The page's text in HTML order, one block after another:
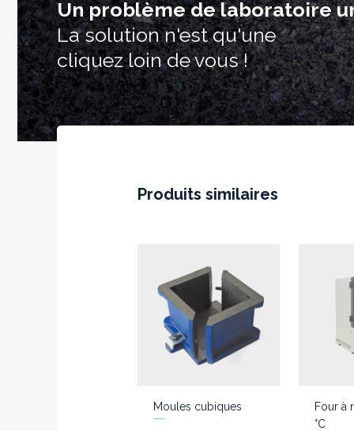
Un problème de laboratoire
La solution n'est qu'une
cliquez loin de vous !
Produits similaires
Moules cubiques
Four à
°C